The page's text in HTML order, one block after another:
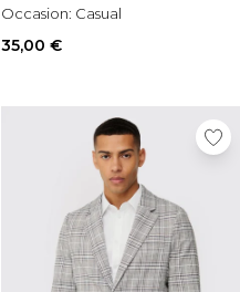
Occasion: Casual
35,00 €